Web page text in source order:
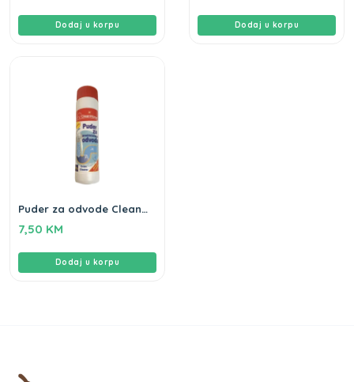
Dodaj u korpu Dodaj u korpu
Puder za odvode Clean
7,50 KM
Dodaj u korpu